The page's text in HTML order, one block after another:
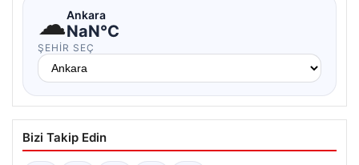
☁Ankara
NaN°C
ŞEHIR SEÇ
Bizi Takip Edin